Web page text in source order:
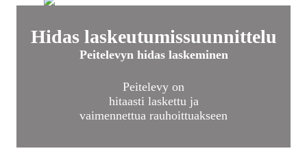
Hidas laskeutumissuunnittelu
Peitelevyn hidas laskeminen
Peitelevy on
hitaasti laskettu ja
vaimennettua rauhoittuakseen